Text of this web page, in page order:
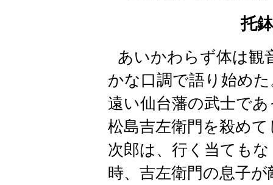
托
あいかわらず体は観
かな口調で語り始め
遠い仙台藩の武士で
松島吉左衛門を殺め
次郎は、行く当ても
時、吉左衛門の息子